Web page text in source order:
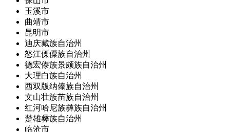
玉溪市
曲靖市
昆明市
迪庆藏族自治州
怒江傈僳族自治州
德宏傣族景颇族自治州
大理白族自治州
西双版纳傣族自治州
文山壮族苗族自治州
红河哈尼族彝族自治州
楚雄彝族自治州
临沧市